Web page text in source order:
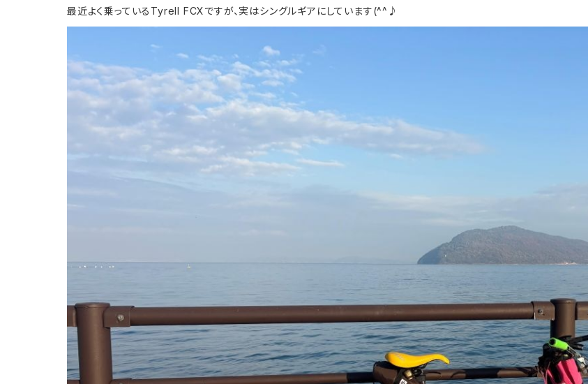
最近よく乗っているTyrell FCXですが、実はシングルギアにしています(^^♪